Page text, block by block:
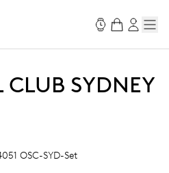
CLUB SYDNEY
OSC-SYD-Set